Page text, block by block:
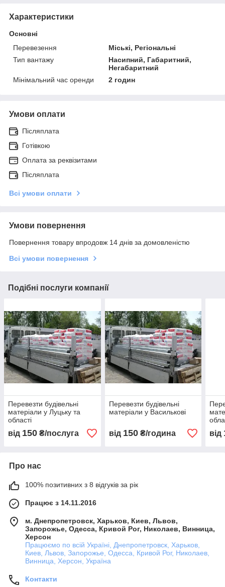
Характеристики
Основні
Перевезення
Міські, Регіональні
Тип вантажу
Насипний, Габаритний,
Негабаритний
Мінімальний час оренди
2 годин
Умови оплати
Післяплата
Готівкою
Оплата за реквізитами
Післяплата
Всі умови оплати
Умови повернення
Повернення товару впродовж 14 днів за домовленістю
Всі умови повернення
Подібні послуги компанії
Перевезти будівельні
матеріали у Луцьку та
області
від 150 ₴/послуга
Перевезти будівельні
матеріали у Василькові
від 150₴/година від
Про нас
100% позитивних з 8 відгуків за рік
Працює з 14.11.2016
м. Днепропетровск, Харьков, Киев, Львов,
Запорожье, Одесса, Кривой Рог, Николаев, Винница,
Херсон
Працюємо по всій Україні, Днепропетровск, Харьков,
Киев, Львов, Запорожье, Одесса, Кривой Рог, Николаев,
Винница, Херсон, Україна
Контакти